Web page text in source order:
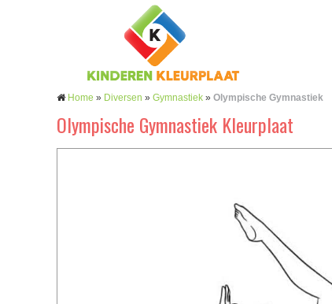
Home » Diversen » Gymnastiek » Olympische Gymnastiek
Olympische Gymnastiek Kleurplaat